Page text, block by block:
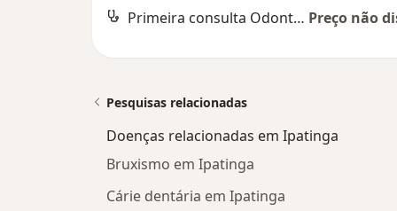
Primeira consulta Odontológica Preço não
Pesquisas relacionadas
Doenças relacionadas em Ipatinga
Bruxismo em Ipatinga
Cárie dentária em Ipatinga